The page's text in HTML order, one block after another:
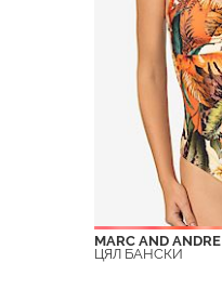
MARC AND ANDRE
ЦЯЛ БАНСКИ